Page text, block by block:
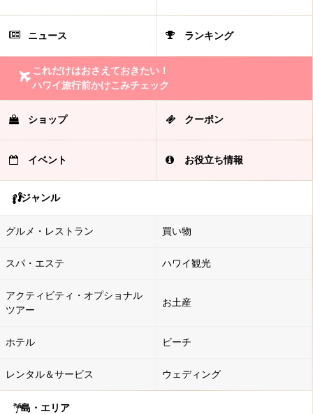
ニュース ランキング
これだけはおさえておきたい！
ハワイ旅行前かけこみチェック
ショップ クーポン
イベント お役立ち情報
ジャンル
グルメ・レストラン 買い物
スパ・エステ ハワイ観光
アクティビティ・オプショナル
ツアー
お土産
ホテル ビーチ
レンタル＆サービス ウェディング
島・エリア